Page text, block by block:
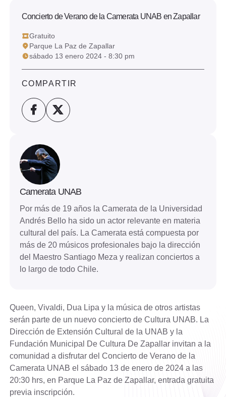
Concierto de Verano de la Camerata UNAB en Zapallar
Gratuito
Parque La Paz de Zapallar
sábado 13 enero 2024 - 8:30 pm
COMPARTIR
Camerata UNAB
Por más de 19 años la Camerata de la Universidad
Andrés Bello ha sido un actor relevante en materia
cultural del país. La Camerata está compuesta por
más de 20 músicos profesionales bajo la dirección
del Maestro Santiago Meza y realizan conciertos a
lo largo de todo Chile.
Queen, Vivaldi, Dua Lipa y la música de otros artistas
serán parte de un nuevo concierto de Cultura UNAB. La
Dirección de Extensión Cultural de la UNAB y la
Fundación Municipal De Cultura De Zapallar invitan a la
comunidad a disfrutar del Concierto de Verano de la
Camerata UNAB el sábado 13 de enero de 2024 a las
20:30 hrs, en Parque La Paz de Zapallar, entrada gratuita
previa inscripción.